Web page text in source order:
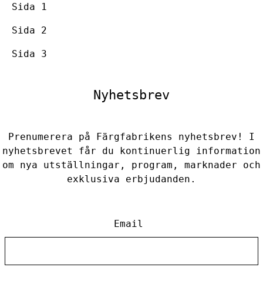
Sida 1
Sida 2
Sida 3
Nyhetsbrev
Prenumerera på Färgfabrikens nyhetsbrev! I
nyhetsbrevet får du kontinuerlig information
om nya utställningar, program, marknader och
exklusiva erbjudanden.
Email